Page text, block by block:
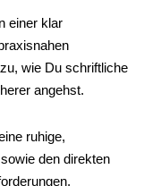
einer klar
wie Du schriftliche
angehst.
ruhige,
den direkten